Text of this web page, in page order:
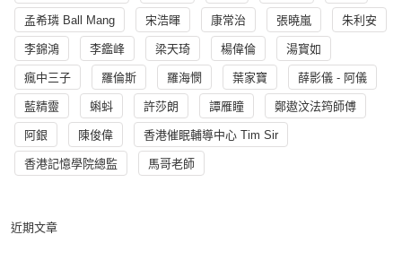
孟希璘 Ball Mang 宋浩暉 康常治 張曉嵐 朱利安
李錦鴻 李鑑峰 梁天琦 楊偉倫 湯寳如
瘋中三子 羅倫斯 羅海憫 葉家寶 薛影儀 - 阿儀
藍精靈 蝌蚪 許莎朗 譚雁瞳 鄭遨汶法筠師傅
阿銀 陳俊偉 香港催眠輔導中心 Tim Sir
香港記憶學院總監 馬哥老師
近期文章